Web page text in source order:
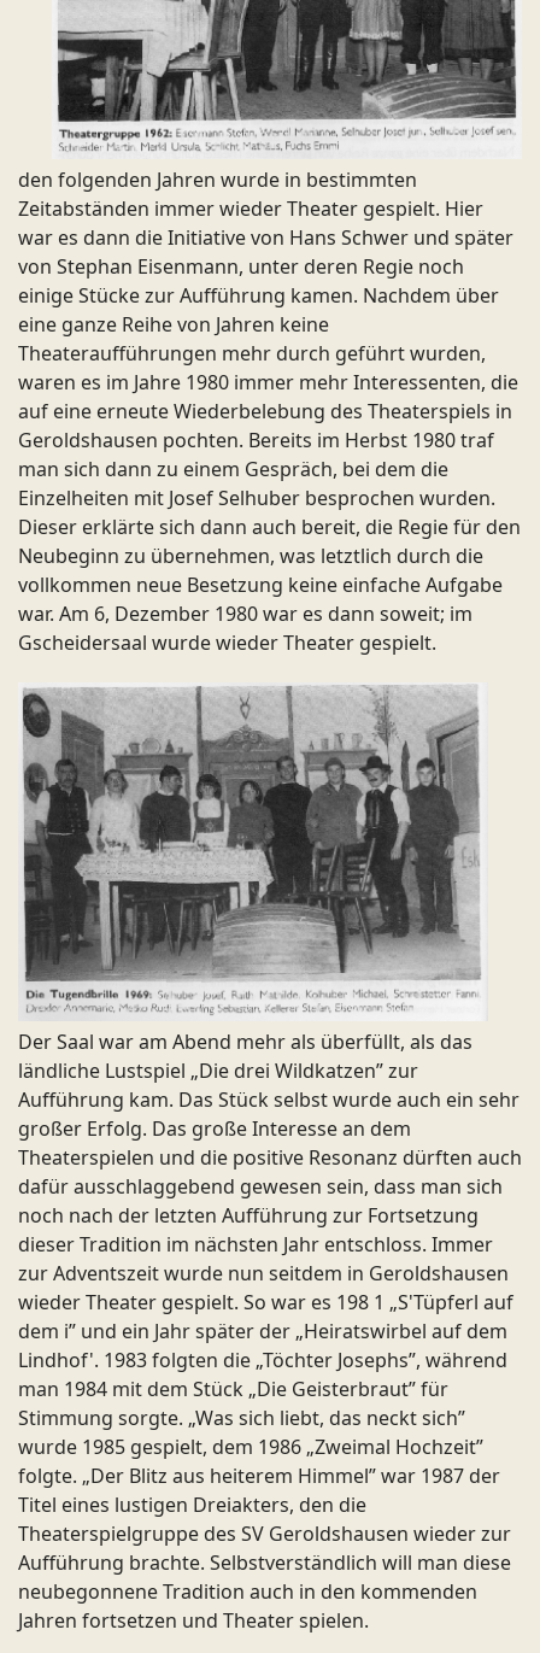
den folgenden Jahren wurde in bestimmten
Zeitabständen immer wieder Theater gespielt. Hier
war es dann die Initiative von Hans Schwer und später
von Stephan Eisenmann, unter deren Regie noch
einige Stücke zur Aufführung kamen. Nachdem über
eine ganze Reihe von Jahren keine
Theateraufführungen mehr durch geführt wurden,
waren es im Jahre 1980 immer mehr Interessenten, die
auf eine erneute Wiederbelebung des Theaterspiels in
Geroldshausen pochten. Bereits im Herbst 1980 traf
man sich dann zu einem Gespräch, bei dem die
Einzelheiten mit Josef Selhuber besprochen wurden.
Dieser erklärte sich dann auch bereit, die Regie für den
Neubeginn zu übernehmen, was letztlich durch die
vollkommen neue Besetzung keine einfache Aufgabe
war. Am 6, Dezember 1980 war es dann soweit; im
Gscheidersaal wurde wieder Theater gespielt.
Der Saal war am Abend mehr als überfüllt, als das
ländliche Lustspiel „Die drei Wildkatzen” zur
Aufführung kam. Das Stück selbst wurde auch ein sehr
großer Erfolg. Das große Interesse an dem
Theaterspielen und die positive Resonanz dürften auch
dafür ausschlaggebend gewesen sein, dass man sich
noch nach der letzten Aufführung zur Fortsetzung
dieser Tradition im nächsten Jahr entschloss. Immer
zur Adventszeit wurde nun seitdem in Geroldshausen
wieder Theater gespielt. So war es 198 1 „S'Tüpferl auf
dem i” und ein Jahr später der „Heiratswirbel auf dem
Lindhof'. 1983 folgten die „Töchter Josephs”, während
man 1984 mit dem Stück „Die Geisterbraut” für
Stimmung sorgte. „Was sich liebt, das neckt sich”
wurde 1985 gespielt, dem 1986 „Zweimal Hochzeit”
folgte. „Der Blitz aus heiterem Himmel” war 1987 der
Titel eines lustigen Dreiakters, den die
Theaterspielgruppe des SV Geroldshausen wieder zur
Aufführung brachte. Selbstverständlich will man diese
neubegonnene Tradition auch in den kommenden
Jahren fortsetzen und Theater spielen.